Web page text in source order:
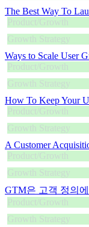
The Best Way To
Product/Growth
Growth Strategy
Ways to Scale User
Product/Growth
Growth Strategy
How To Keep Your
Product/Growth
Growth Strategy
A Customer
Product/Growth
Growth Strategy
GTM은 고객 정의
Product/Growth
Growth Strategy